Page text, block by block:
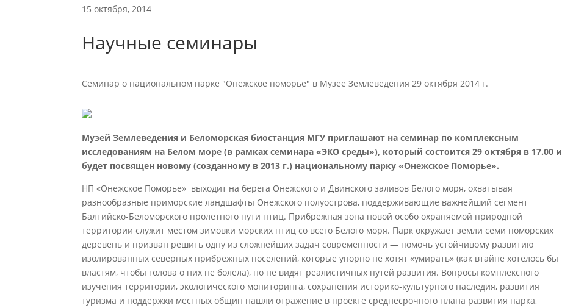
15 октября, 2014
Научные семинары
Семинар о национальном парке "Онежское поморье" в Музее Землеведения 29 октября 2014 г.
Музей Землеведения и Беломорская биостанция МГУ приглашают на семинар по комплексным
исследованиям на Белом море (в рамках семинара «ЭКО среды»), который состоится 29 октября в 17.00 и
будет посвящен новому (созданному в 2013 г.) национальному парку «Онежское Поморье».
НП «Онежское Поморье» выходит на берега Онежского и Двинского заливов Белого моря, охватывая
разнообразные приморские ландшафты Онежского полуострова, поддерживающие важнейший сегмент
Балтийско-Беломорского пролетного пути птиц. Прибрежная зона новой особо охраняемой природной
территории служит местом зимовки морских птиц со всего Белого моря. Парк окружает земли семи поморских
деревень и призван решить одну из сложнейших задач современности — помочь устойчивому развитию
изолированных северных прибрежных поселений, которые упорно не хотят «умирать» (как втайне хотелось бы
властям, чтобы голова о них не болела), но не видят реалистичных путей развития. Вопросы комплексного
изучения территории, экологического мониторинга, сохранения историко-культурного наследия, развития
туризма и поддержки местных общин нашли отражение в проекте среднесрочного плана развития парка,